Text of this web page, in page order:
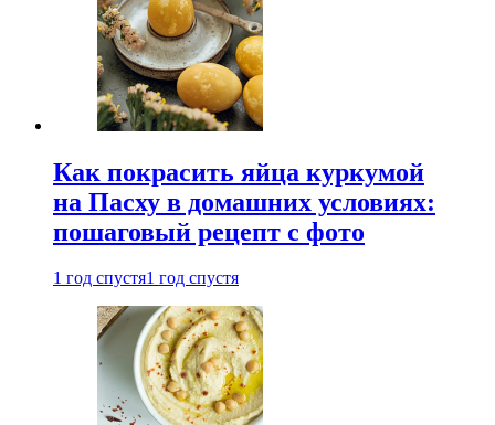
Как покрасить яйца куркумой
на Пасху в домашних условиях:
пошаговый рецепт с фото
1 год спустя1 год спустя